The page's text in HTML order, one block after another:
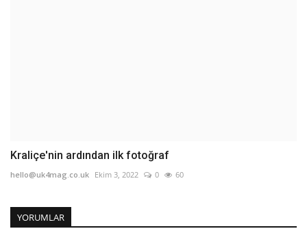
Kraliçe'nin ardından ilk fotoğraf
hello@uk4mag.co.uk Ekim 3, 2022 0 60
YORUMLAR